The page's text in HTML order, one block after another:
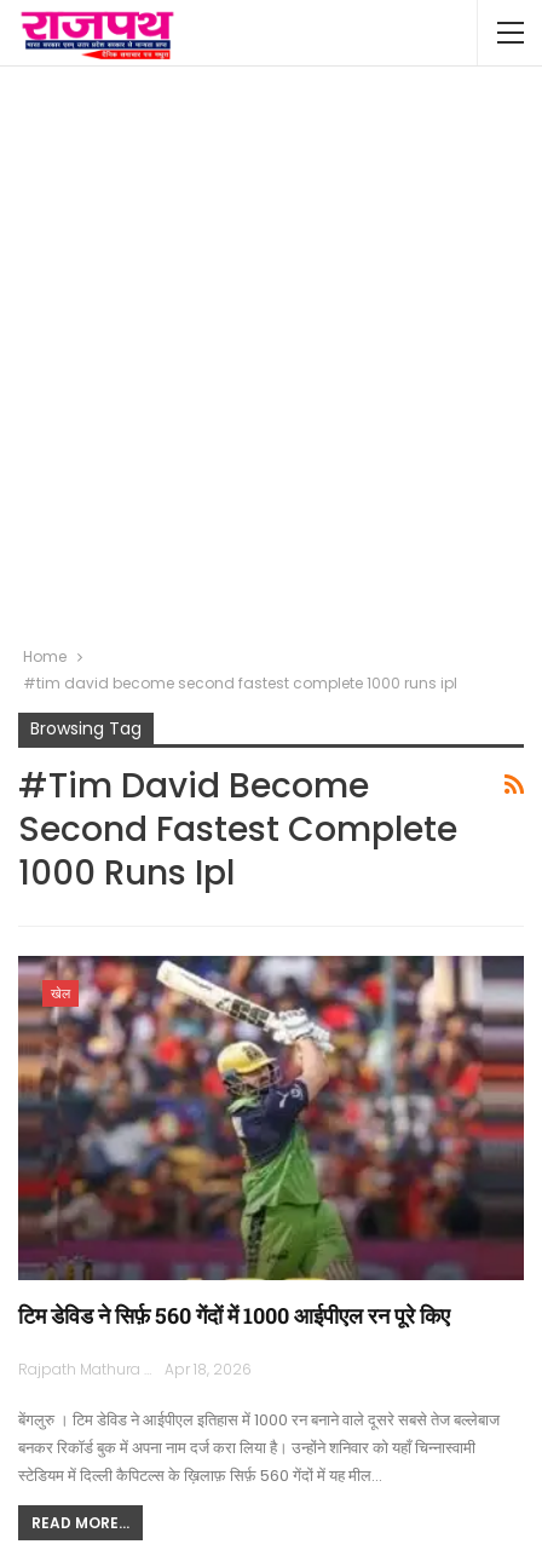
Home
#tim david become second fastest complete 1000 runs ipl
Browsing Tag
#tim David Become
Second Fastest Complete
1000 Runs Ipl
खेल
टिम डेविड ने सिर्फ़ 560 गेंदों में 1000 आईपीएल रन पूरे किए
Rajpath Mathura Apr 18, 2026
बेंगलुरु । टिम डेविड ने आईपीएल इतिहास में 1000 रन बनाने वाले दूसरे सबसे तेज बल्लेबाज
बनकर रिकॉर्ड बुक में अपना नाम दर्ज करा लिया है। उन्होंने शनिवार को यहाँ चिन्नास्वामी
स्टेडियम में दिल्ली कैपिटल्स के ख़िलाफ़ सिर्फ़ 560 गेंदों में यह मील…
READ MORE...